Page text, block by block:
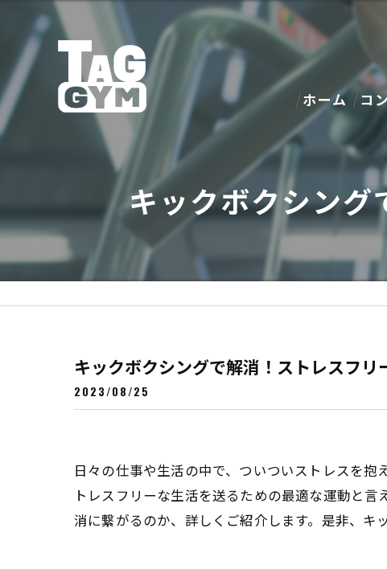
ホーム コ
キックボクシング
キックボクシングで解消！ストレスフリ
2023/08/25
日々の仕事や生活の中で、ついついストレスを
トレスフリーな生活を送るための最適な運動と
消に繋がるのか、詳しくご紹介します。是非、キ